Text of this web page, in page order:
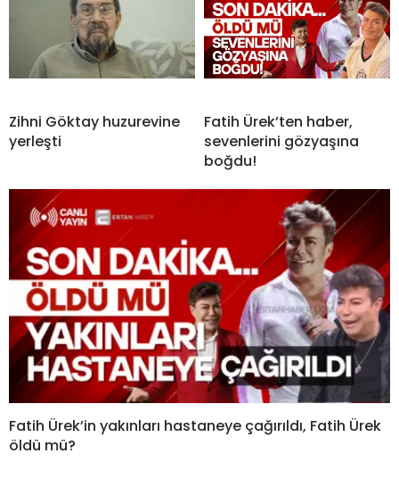
Zihni Göktay huzurevine
yerleşti
Fatih Ürek’ten haber,
sevenlerini gözyaşına
boğdu!
Fatih Ürek’in yakınları hastaneye çağırıldı, Fatih Ürek
öldü mü?